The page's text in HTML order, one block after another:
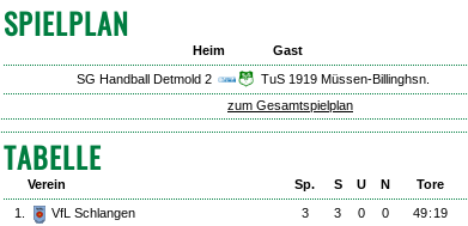
SPIELPLAN
Heim
Gast
SG Handball Detmold 2
TuS 1919 Müssen-Billinghsn.
zum Gesamtspielplan
TABELLE
Verein Sp. S U N Tore
1.
VfL Schlangen 3 3 0 0 49: 19